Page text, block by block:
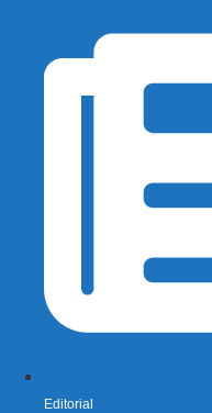
Editorial